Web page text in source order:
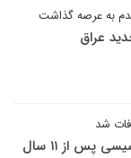
به عرصه گذاشت
عراق
شد
پس از ۱۱ سال